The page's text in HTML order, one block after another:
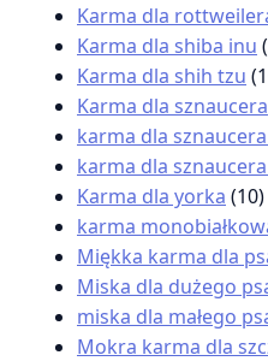
Karma dla
Karma dla shiba inu
Karma dla shih tzu
Karma dla sznaucera
karma dla
karma dla
Karma dla yorka (10)
karma
Miękka karma dla
Miska dla dużego
miska dla małego
Mokra karma dla